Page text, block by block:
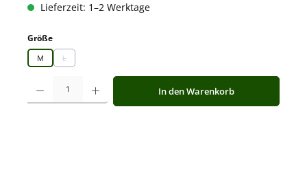
Lieferzeit: 1–2 Werktage
Größeauswählen
M L
(Diese Option ist zurzeit nicht verfügbar.)
Produkt Anzahl: Gib den gewünschten Wert ein oder benutze die
In den Warenkorb